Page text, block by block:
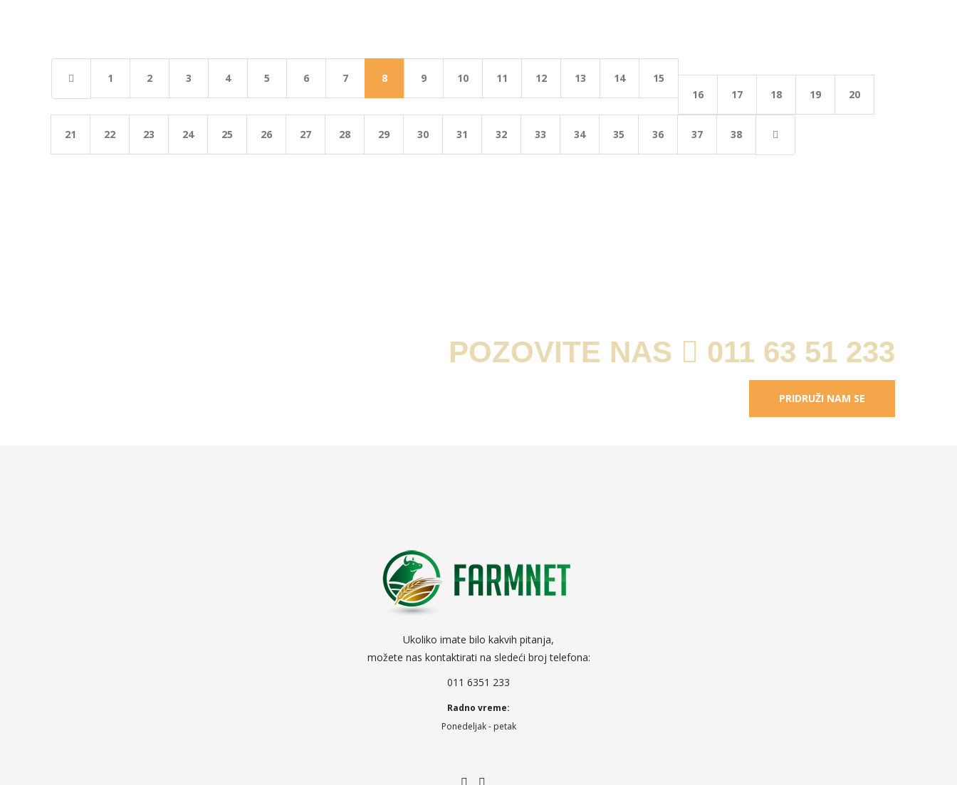
1 2 3 4 5 6 7 8 9 10 11 12 13 14
15
16
17 18 19 20
21 22 23 24 25 26 27 28 29 30 31 32 33 34 35 36 37 38
POZOVITE NAS
011 63 51 233
PRIDRUŽI NAM SE
Ukoliko imate bilo kakvih pitanja,
možete nas kontaktirati na sledeći broj telefona:
011 6351 233
Radno vreme:
Ponedeljak - petak